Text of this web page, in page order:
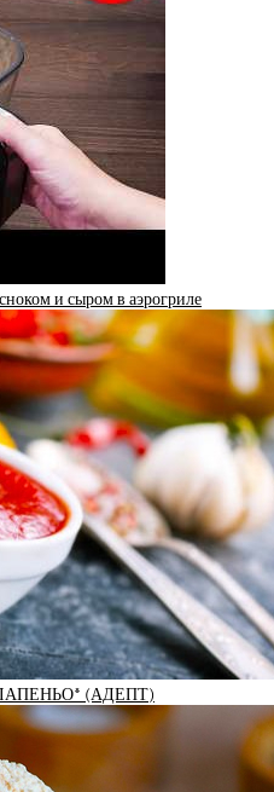
и сыром в аэрогриле
(АДЕПТ)